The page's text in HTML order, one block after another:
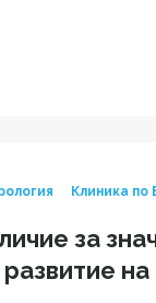
Клиника по
за